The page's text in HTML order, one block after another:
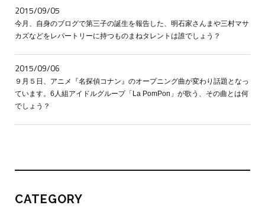
2015/09/05
今月、自身のブログで第三子の誕生を報告した、明石家さんまや三村マサ
カズなどをレパートリーに持つものまねタレントは誰でしょう？
2015/09/06
９月５日、アニメ『名探偵コナン』のオープニング曲が変わり話題となっ
ています。6人組アイドルグループ「La PomPon」が歌う、その曲とは何
でしょう？
CATEGORY